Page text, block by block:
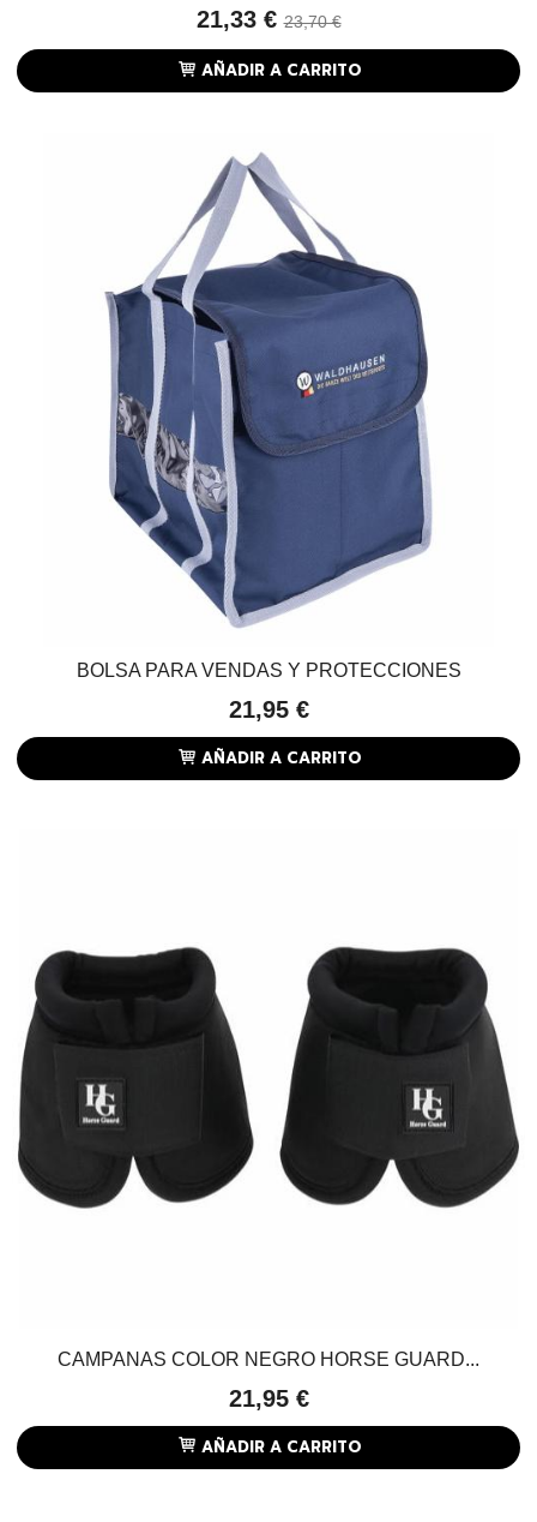
21,33 €23,70 €
AÑADIR A CARRITO
BOLSA PARA VENDAS Y PROTECCIONES
21,95 €
AÑADIR A CARRITO
CAMPANAS COLOR NEGRO HORSE GUARD...
21,95 €
AÑADIR A CARRITO